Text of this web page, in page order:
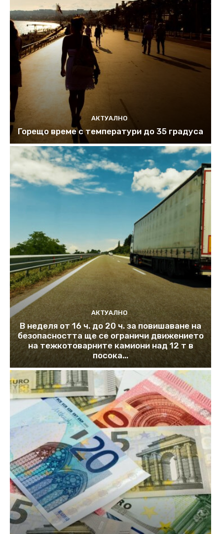
АКТУАЛНО
Горещо време с температури до 35 градуса
АКТУАЛНО
В неделя от 16 ч. до 20 ч. за повишаване на
безопасността ще се ограничи движението
на тежкотоварните камиони над 12 т в
посока...